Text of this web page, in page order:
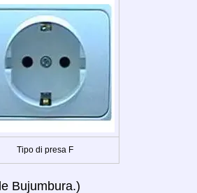
Tipo di presa F
Bujumbura.)